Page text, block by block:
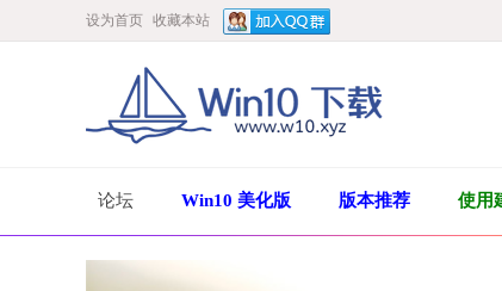
设为首页 收藏本站
论坛 Win10 美化版 版本推荐 使用